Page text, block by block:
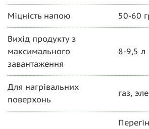
Міцність напою 50-60
Вихід продукту з
максимального
завантаження
8-9,5 л
Для нагрівальних
поверхонь
газ,